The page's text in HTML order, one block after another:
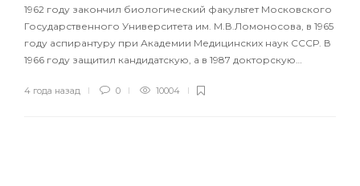
1962 году закончил биологический факультет Московского
Государственного Университета им. М.В.Ломоносова, в 1965
году аспирантуру при Академии Медицинских наук СССР. В
1966 году защитил кандидатскую, а в 1987 докторскую…
4 года назад 0 10004